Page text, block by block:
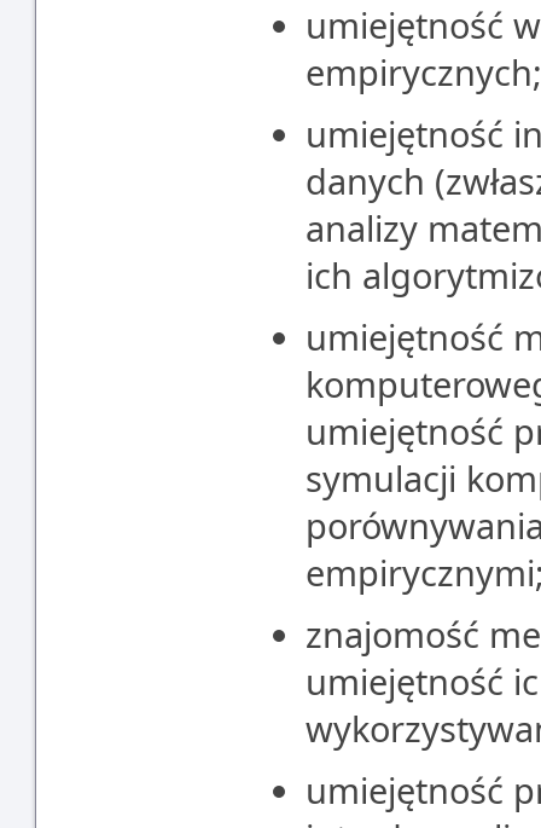
umiejętność
empirycznych;
umiejętność
danych
analizy
ich
umiejętność
umiejętność
symulacji
znajomość
umiejętność
umiejętność